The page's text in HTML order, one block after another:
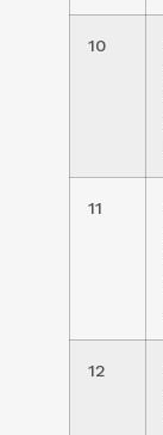
10
11
12